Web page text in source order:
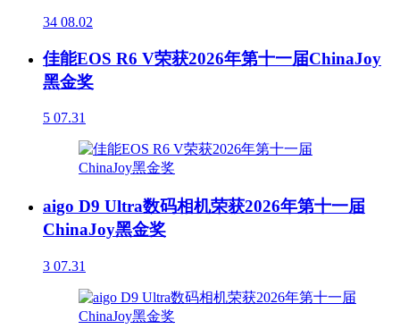
34 08.02
佳能EOS R6 V荣获2026年第十一届ChinaJoy
黑金奖
5 07.31
aigo D9 Ultra数码相机荣获2026年第十一届
ChinaJoy黑金奖
3 07.31